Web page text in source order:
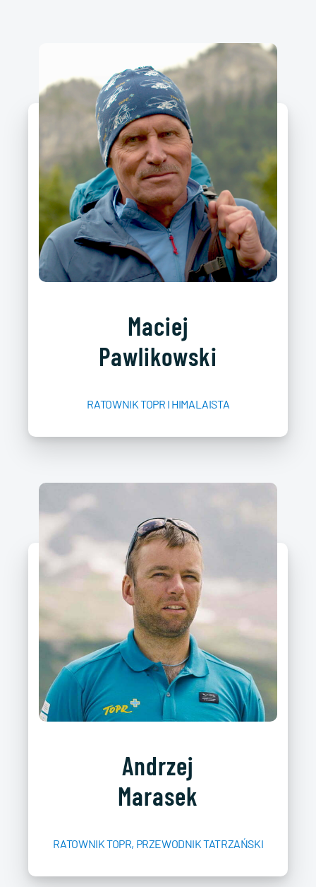
Maciej
Pawlikowski
RATOWNIK TOPR I HIMALAISTA
Andrzej
Marasek
RATOWNIK TOPR, PRZEWODNIK TATRZAŃSKI